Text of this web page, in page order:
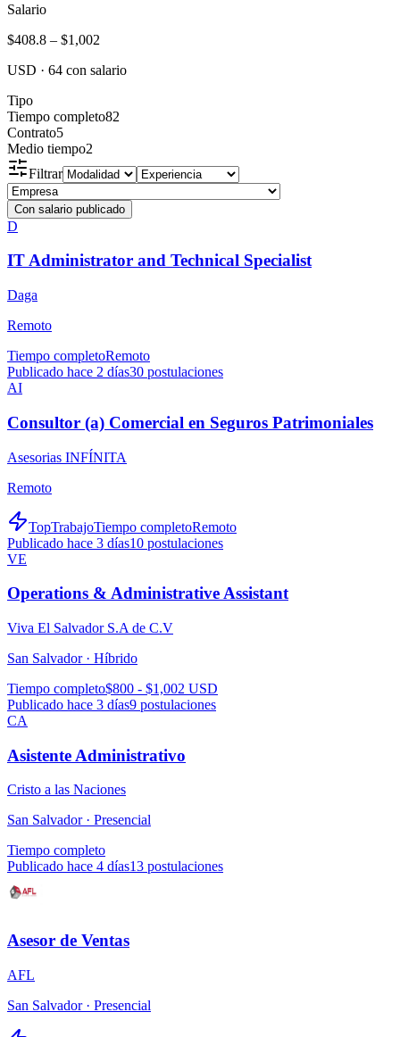
Salario
$408.8 – $1,002
USD · 64 con salario
Tipo
Tiempo completo82
Contrato5
Medio tiempo2
Filtrar
Con salario publicado
D
IT Administrator and Technical Specialist
Daga
Remoto
Tiempo completoRemoto
Publicado hace 2 días30 postulaciones
AI
Consultor (a) Comercial en Seguros Patrimoniales
Asesorias INFÍNITA
Remoto
TopTrabajoTiempo completoRemoto
Publicado hace 3 días10 postulaciones
VE
Operations & Administrative Assistant
Viva El Salvador S.A de C.V
San Salvador · Híbrido
Tiempo completo$800 - $1,002 USD
Publicado hace 3 días9 postulaciones
CA
Asistente Administrativo
Cristo a las Naciones
San Salvador · Presencial
Tiempo completo
Publicado hace 4 días13 postulaciones
Asesor de Ventas
AFL
San Salvador · Presencial